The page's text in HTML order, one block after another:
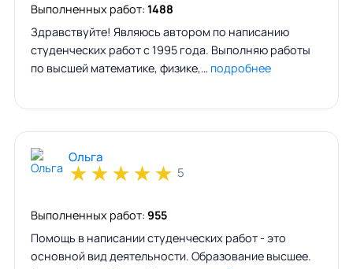
Выполненных работ: 1488
Здравствуйте! Являюсь автором по написанию
студенческих работ с 1995 года. Выполняю работы
по высшей математике, физике,… подробнее
Ольга
★★★★★ 5
Выполненных работ: 955
Помощь в написании студенческих работ - это
основной вид деятельности. Образование высшее.